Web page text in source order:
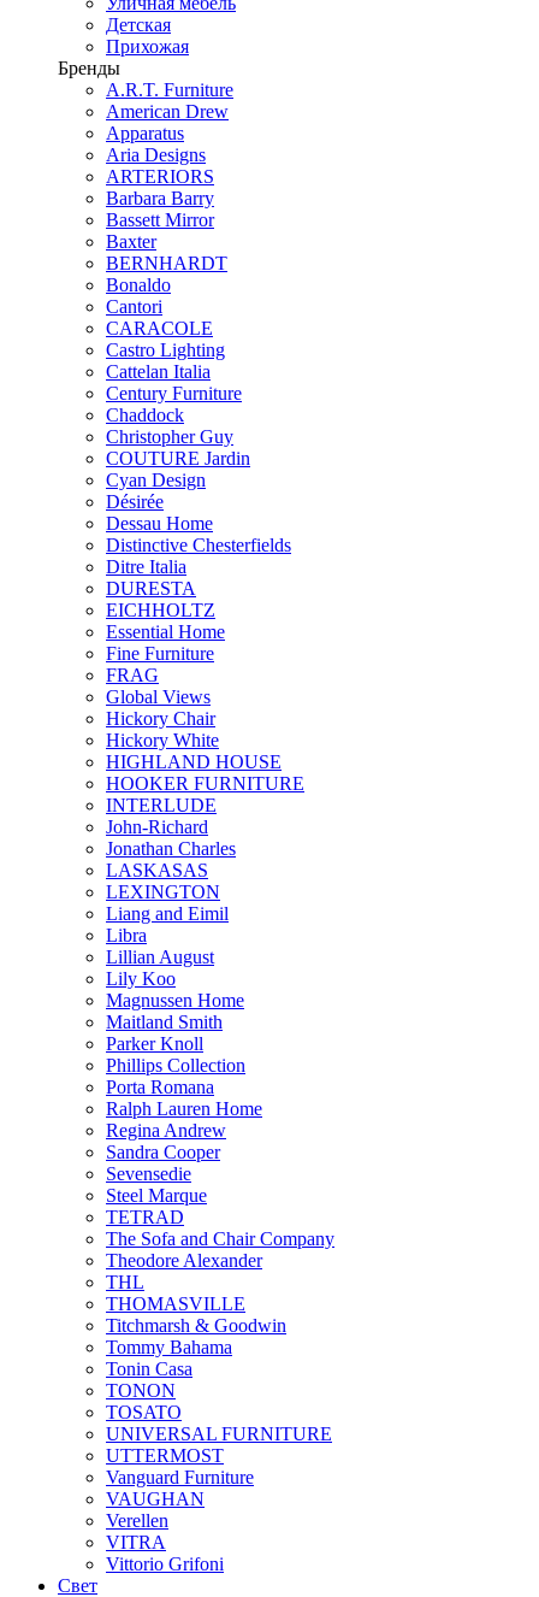
Детская
Прихожая
Бренды
A.R.T. Furniture
American Drew
Apparatus
Aria Designs
ARTERIORS
Barbara Barry
Bassett Mirror
Baxter
BERNHARDT
Bonaldo
Cantori
CARACOLE
Castro Lighting
Cattelan Italia
Century Furniture
Chaddock
Christopher Guy
COUTURE Jardin
Cyan Design
Désirée
Dessau Home
Distinctive Chesterfields
Ditre Italia
DURESTA
EICHHOLTZ
Essential Home
Fine Furniture
FRAG
Global Views
Hickory Chair
Hickory White
HIGHLAND HOUSE
HOOKER FURNITURE
INTERLUDE
John-Richard
Jonathan Charles
LASKASAS
LEXINGTON
Liang and Eimil
Libra
Lillian August
Lily Koo
Magnussen Home
Maitland Smith
Parker Knoll
Phillips Collection
Porta Romana
Ralph Lauren Home
Regina Andrew
Sandra Cooper
Sevensedie
Steel Marque
TETRAD
The Sofa and Chair Company
Theodore Alexander
THL
THOMASVILLE
Titchmarsh & Goodwin
Tommy Bahama
Tonin Casa
TONON
TOSATO
UNIVERSAL FURNITURE
UTTERMOST
Vanguard Furniture
VAUGHAN
Verellen
VITRA
Vittorio Grifoni
Свет